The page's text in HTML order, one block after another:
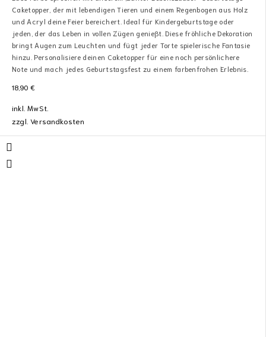
Caketopper, der mit lebendigen Tieren und einem Regenbogen aus Holz
und Acryl deine Feier bereichert. Ideal für Kindergeburtstage oder
jeden, der das Leben in vollen Zügen genießt. Diese fröhliche Dekoration
bringt Augen zum Leuchten und fügt jeder Torte spielerische Fantasie
hinzu. Personalisiere deinen Caketopper für eine noch persönlichere
Note und mach jedes Geburtstagsfest zu einem farbenfrohen Erlebnis.
18,90 €
inkl. MwSt.
zzgl.Versandkosten